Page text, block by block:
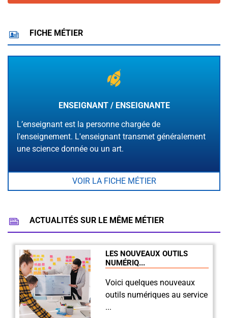
FICHE MÉTIER
ENSEIGNANT / ENSEIGNANTE
L’enseignant est la personne chargée de
l'enseignement. L'enseignant transmet généralement
une science donnée ou un art.
VOIR LA FICHE MÉTIER
ACTUALITÉS SUR LE MÊME MÉTIER
LES NOUVEAUX OUTILS
NUMÉRIQ...
Voici quelques nouveaux
outils numériques au service
...